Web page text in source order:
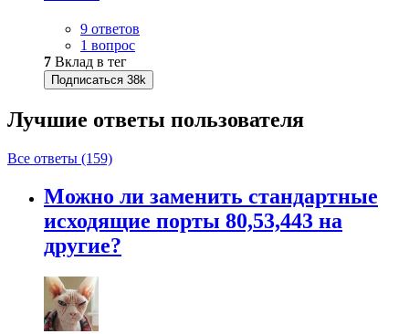
9 ответов
1 вопрос
7 Вклад в тег
Подписаться 38k
Лучшие ответы пользователя
Все ответы (159)
Можно ли заменить стандартные
исходящие порты 80,53,443 на
другие?